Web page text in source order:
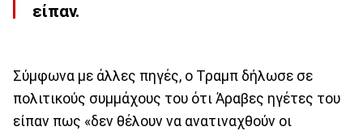
είπαν.
Σύμφωνα με άλλες πηγές, ο Τραμπ δήλωσε σε
πολιτικούς συμμάχους του ότι Άραβες ηγέτες του
είπαν πως «δεν θέλουν να ανατιναχθούν οι